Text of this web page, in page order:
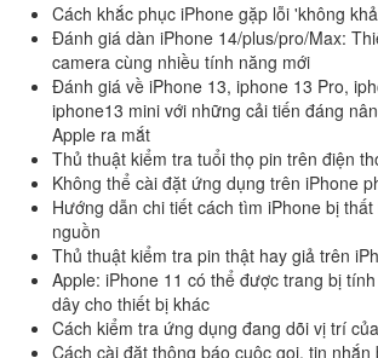
Cách khắc phục iPhone gặp lỗi 'không
Đánh giá dàn iPhone 14/plus/pro/Max:
camera cùng nhiều tính năng mới
Đánh giá về iPhone 13, iphone 13 Pro,
iphone13 mini với những cải tiến đáng
Apple ra mắt
Thủ thuật kiểm tra tuổi thọ pin trên điện
Không thể cài đặt ứng dụng trên iPhone
Hướng dẫn chi tiết cách tìm iPhone bị
nguồn
Thủ thuật kiểm tra pin thật hay giả trên
Apple: iPhone 11 có thể được trang bị
dây cho thiết bị khác
Cách kiểm tra ứng dụng đang dõi vị trí
Cách cài đặt thông báo cuộc gọi, tin nhắn